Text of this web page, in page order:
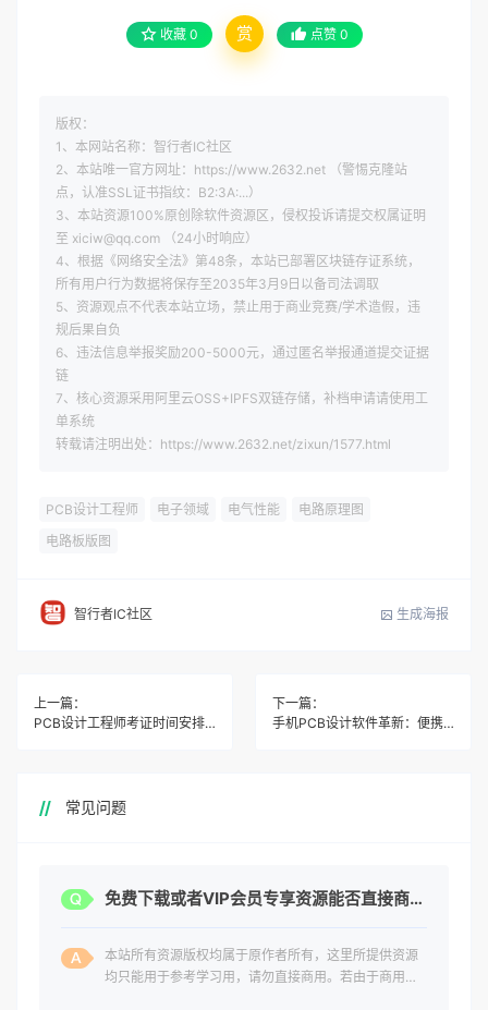
收藏 0 赏 点赞 0
版权：
1、本网站名称：智行者IC社区
2、本站唯一官方网址：https://www.2632.net （警惕克隆站
点，认准SSL证书指纹：B2:3A:...）
3、本站资源100%原创除软件资源区，侵权投诉请提交权属证明
至 xiciw@qq.com （24小时响应）
4、根据《网络安全法》第48条，本站已部署区块链存证系统，
所有用户行为数据将保存至2035年3月9日以备司法调取
5、资源观点不代表本站立场，禁止用于商业竞赛/学术造假，违
规后果自负
6、违法信息举报奖励200-5000元，通过匿名举报通道提交证据
链
7、核心资源采用阿里云OSS+IPFS双链存储，补档申请请使用工
单系统
转载请注明出处：https://www.2632.net/zixun/1577.html
PCB设计工程师 电子领域 电气性能
电路原理图
电路板版图
智行者IC社区 生成海报
上一篇：
PCB设计工程师考证时间安排：考试次数与报名时间全
下一篇：
手机PCB设计软件革新：便携性与功能完善如何提升工
常见问题
免费下载或者VIP会员专享资源能否直接商用？
本站所有资源版权均属于原作者所有，这里所提供资源
均只能用于参考学习用，请勿直接商用。若由于商用引